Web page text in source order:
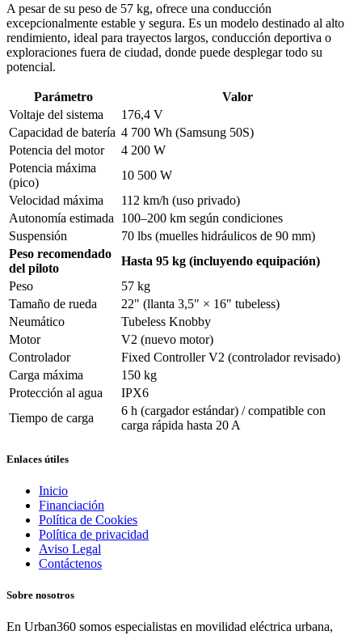
A pesar de su peso de 57 kg, ofrece una conducción
excepcionalmente estable y segura. Es un modelo destinado al alto
rendimiento, ideal para trayectos largos, conducción deportiva o
exploraciones fuera de ciudad, donde puede desplegar todo su
potencial.
Parámetro
Valor
Voltaje del sistema
176,4 V
Capacidad de batería 4 700 Wh (Samsung 50S)
Potencia del motor
4 200 W
Potencia máxima
(pico)
10 500 W
Velocidad máxima
112 km/h (uso privado)
Autonomía estimada
100–200 km según condiciones
Suspensión
70 lbs (muelles hidráulicos de 90 mm)
Peso recomendado
del piloto
Hasta 95 kg (incluyendo equipación)
Peso
57 kg
Tamaño de rueda
22" (llanta 3,5" × 16" tubeless)
Neumático
Tubeless Knobby
Motor
V2 (nuevo motor)
Controlador
Fixed Controller V2 (controlador revisado)
Carga máxima
150 kg
Protección al agua
IPX6
Tiempo de carga
6 h (cargador estándar) / compatible con
carga rápida hasta 20 A
Enlaces útiles
Inicio
Financiación
Política de Cookies
Política de privacidad
Aviso Legal
Contáctenos
Sobre nosotros
En Urban360 somos especialistas en movilidad eléctrica urbana,